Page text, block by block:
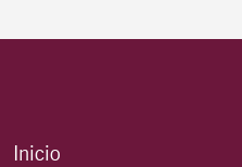
Inicio